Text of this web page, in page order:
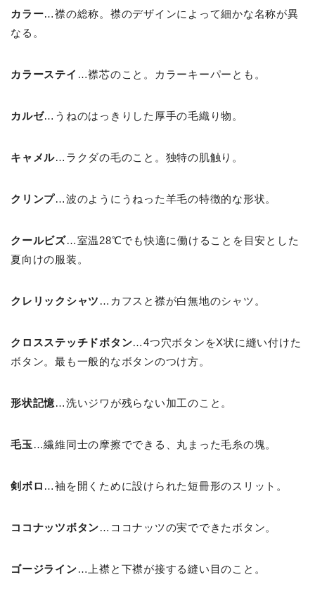
カラー…襟の総称。襟のデザインによって細かな名称が異
なる。
カラーステイ …襟芯のこと。カラーキーパーとも。
カルゼ…うねのはっきりした厚手の毛織り物。
キャメル…ラクダの毛のこと。独特の肌触り。
クリンプ…波のようにうねった羊毛の特徴的な形状。
クールビズ…室温28℃でも快適に働けることを目安とした
夏向けの服装。
クレリックシャツ …カフスと襟が白無地のシャツ。
クロスステッチドボタン…4つ穴ボタンをX状に縫い付けた
ボタン。最も一般的なボタンのつけ方。
形状記憶…洗いジワが残らない加工のこと。
毛玉 …繊維同士の摩擦でできる、丸まった毛糸の塊。
剣ボロ …袖を開くために設けられた短冊形のスリット。
ココナッツボタン…ココナッツの実でできたボタン。
ゴージライン…上襟と下襟が接する縫い目のこと。